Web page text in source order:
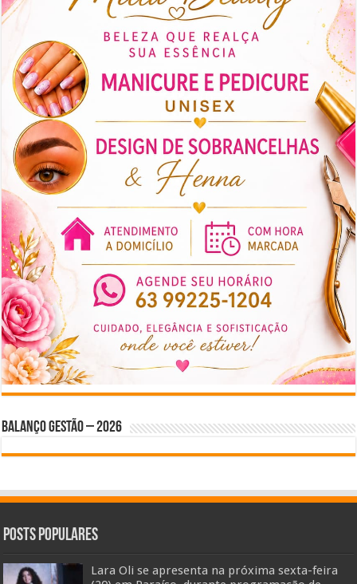
BALANÇO GESTÃO – 2026
Posts Populares
Lara Oli se apresenta na próxima sexta-feira